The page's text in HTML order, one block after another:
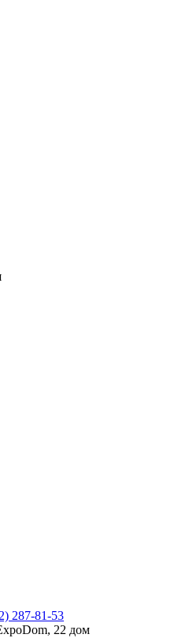
287-81-53
22 дом